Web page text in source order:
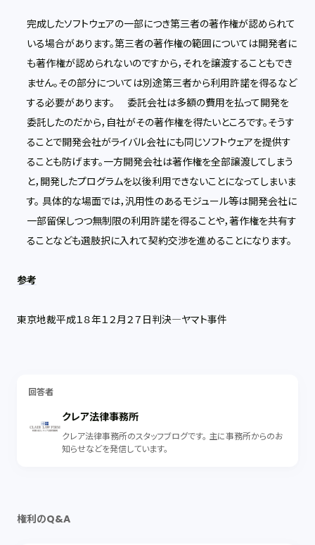
完成したソフトウェアの一部につき第三者の著作権が認められて
いる場合があります。第三者の著作権の範囲については開発者に
も著作権が認められないのですから，それを譲渡することもでき
ません。その部分については別途第三者から利用許諾を得るなど
する必要があります。 委託会社は多額の費用を払って開発を
委託したのだから，自社がその著作権を得たいところです。そうす
ることで開発会社がライバル会社にも同じソフトウェアを提供す
ることも防げます。一方開発会社は著作権を全部譲渡してしまう
と，開発したプログラムを以後利用できないことになってしまいま
す。 具体的な場面では，汎用性のあるモジュール等は開発会社に
一部留保しつつ無制限の利用許諾を得ることや，著作権を共有す
ることなども選肢択に入れて契約交渉を進めることになります。
参考
東京地裁平成１８年１２月２７日判決―ヤマト事件
回答者
クレア法律事務所
クレア法律事務所のスタッフブログです。 主に事務所からのお
知らせなどを発信しています。
権利のQ&A